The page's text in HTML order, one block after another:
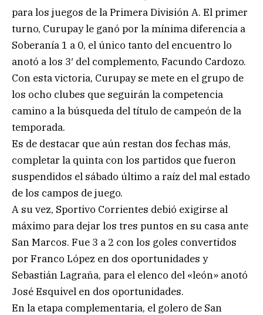
para los juegos de la Primera División A. El primer
turno, Curupay le ganó por la mínima diferencia a
Soberanía 1 a 0, el único tanto del encuentro lo
anotó a los 3′ del complemento, Facundo Cardozo.
Con esta victoria, Curupay se mete en el grupo de
los ocho clubes que seguirán la competencia
camino a la búsqueda del título de campeón de la
temporada.
Es de destacar que aún restan dos fechas más,
completar la quinta con los partidos que fueron
suspendidos el sábado último a raíz del mal estado
de los campos de juego.
A su vez, Sportivo Corrientes debió exigirse al
máximo para dejar los tres puntos en su casa ante
San Marcos. Fue 3 a 2 con los goles convertidos
por Franco López en dos oportunidades y
Sebastián Lagraña, para el elenco del «león» anotó
José Esquivel en dos oportunidades.
En la etapa complementaria, el golero de San